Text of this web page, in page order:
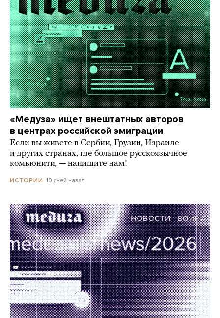
«Медуза» ищет внештатных авторов
в центрах российской эмиграции
Если вы живете в Сербии, Грузии, Израиле
и других странах, где большое русскоязычное
комьюнити, — напишите нам!
ИСТОРИИ 10 дней назад